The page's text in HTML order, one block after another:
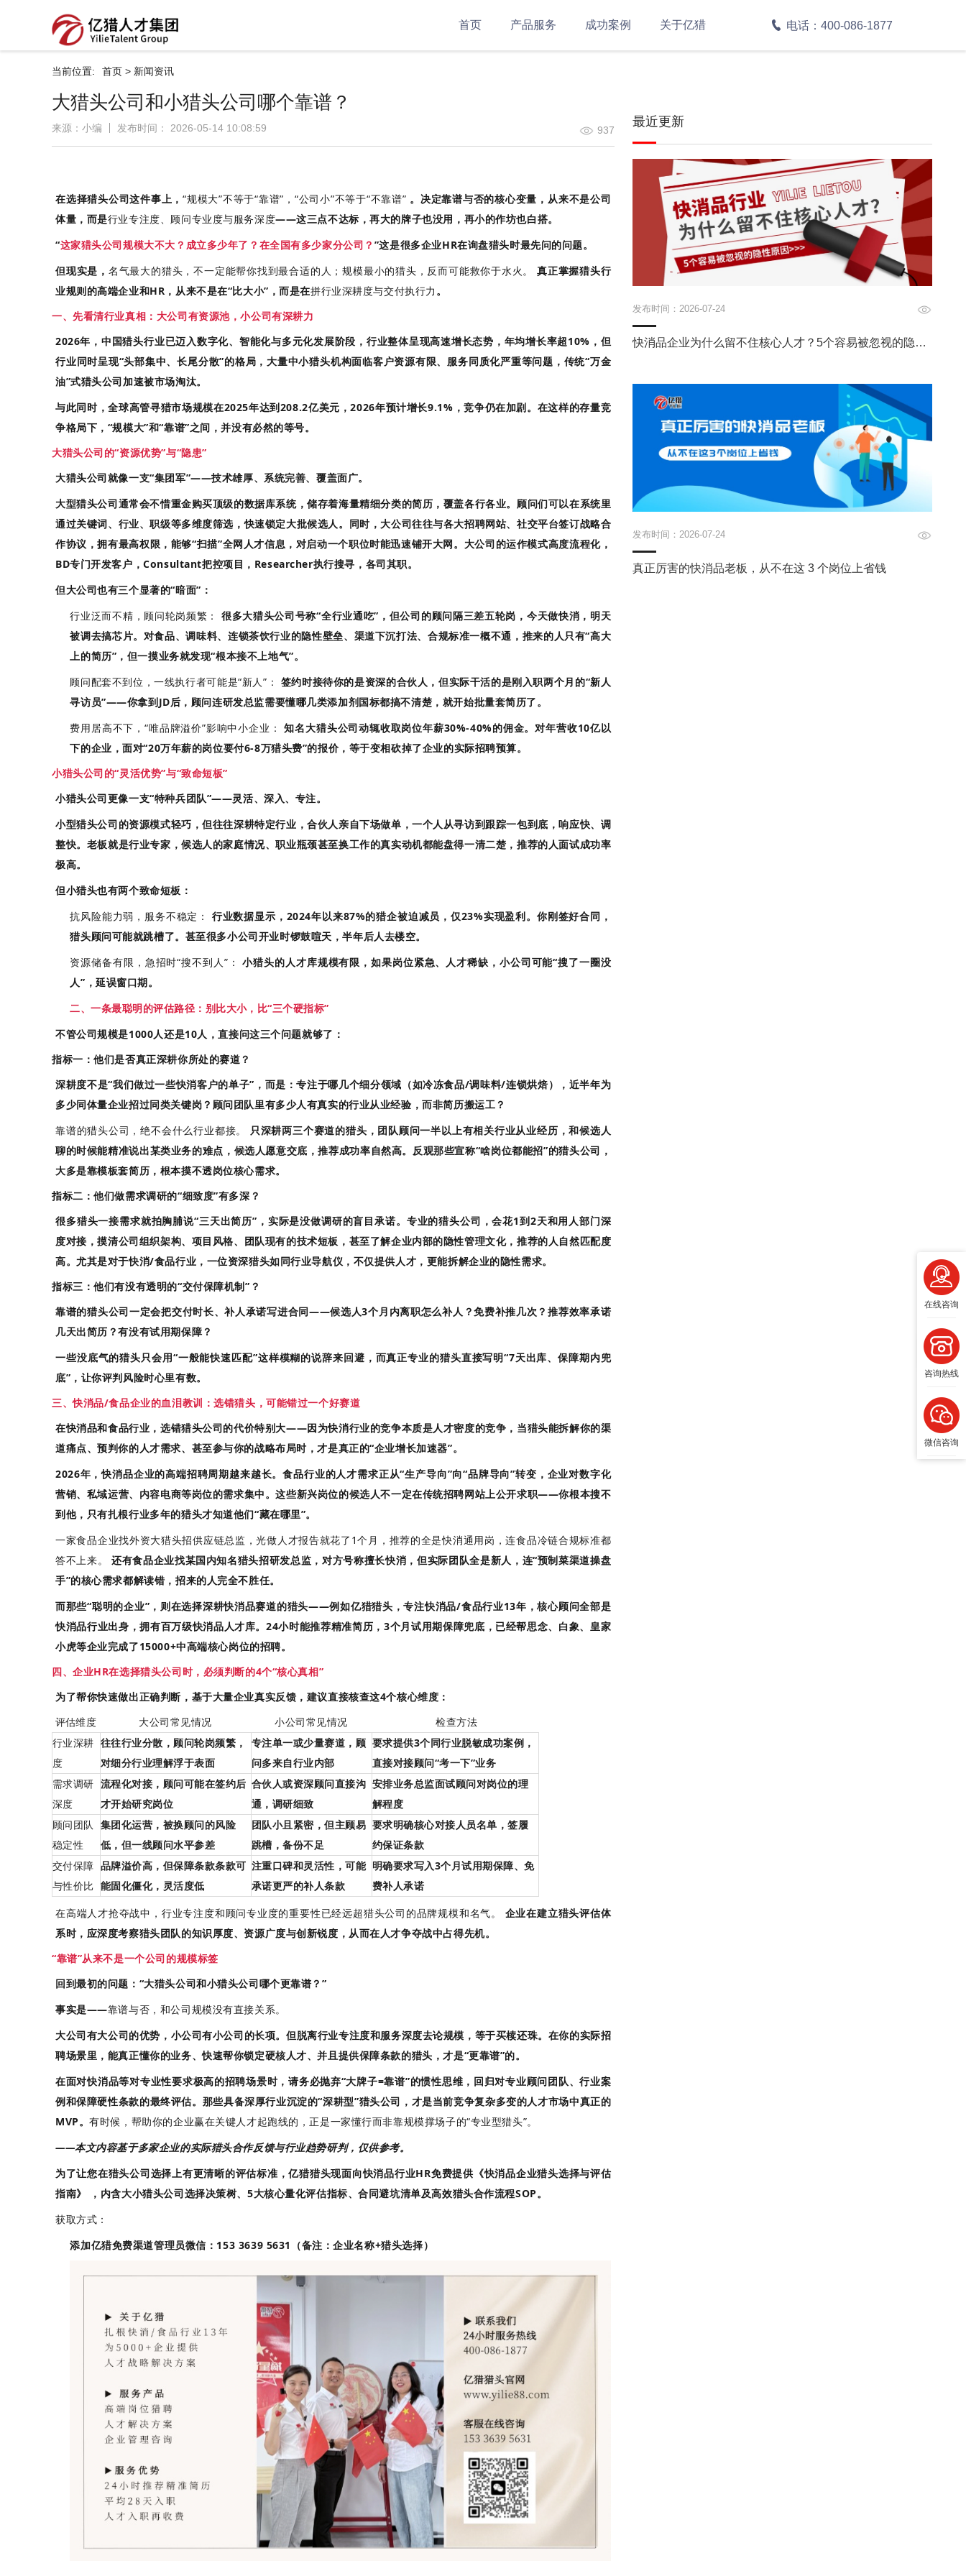
电话：400-086-1877
首页 产品服务 成功案例 关于亿猎
当前位置: 首页 > 新闻资讯
大猎头公司和小猎头公司哪个靠谱？
来源：小编 发布时间： 2026-05-14 10:08:59 937
在选择猎头公司这件事上，“规模大”不等于“靠谱”，“公司小”不等于“不靠谱” 。决定靠谱与否的核心变量，从来不是公司
体量，而是行业专注度、顾问专业度与服务深度——这三点不达标，再大的牌子也没用，再小的作坊也白搭。
“这家猎头公司规模大不大？成立多少年了？在全国有多少家分公司？ ”这是很多企业HR在询盘猎头时最先问的问题。
但现实是， 名气最大的猎头，不一定能帮你找到最合适的人；规模最小的猎头，反而可能救你于水火。
真正掌握猎头行
业规则的高端企业和HR，从来不是在“比大小”，而是在拼行业深耕度与交付执行力 。
一、先看清行业真相：大公司有资源池，小公司有深耕力
2026年，中国猎头行业已迈入数字化、智能化与多元化发展阶段，行业整体呈现高速增长态势，年均增长率超10%，但
行业同时呈现“头部集中、长尾分散”的格局，大量中小猎头机构面临客户资源有限、服务同质化严重等问题，传统“万金
油”式猎头公司加速被市场淘汰。
与此同时，全球高管寻猎市场规模在2025年达到208.2亿美元，2026年预计增长9.1%，竞争仍在加剧。在这样的存量竞
争格局下，“规模大”和“靠谱”之间，并没有必然的等号。
大猎头公司的“资源优势”与“隐患”
大猎头公司就像一支“集团军”——技术雄厚、系统完善、覆盖面广。
大型猎头公司通常会不惜重金购买顶级的数据库系统，储存着海量精细分类的简历，覆盖各行各业。顾问们可以在系统里
通过关键词、行业、职级等多维度筛选，快速锁定大批候选人。同时，大公司往往与各大招聘网站、社交平台签订战略合
作协议，拥有最高权限，能够“扫描”全网人才信息，对启动一个职位时能迅速铺开大网。大公司的运作模式高度流程化，
BD专门开发客户，Consultant把控项目，Researcher执行搜寻，各司其职。
但大公司也有三个显著的“暗面”：
行业泛而不精，顾问轮岗频繁：
很多大猎头公司号称“全行业通吃”，但公司的顾问隔三差五轮岗，今天做快消，明天
被调去搞芯片。对食品、调味料、连锁茶饮行业的隐性壁垒、渠道下沉打法、合规标准一概不通，推来的人只有“高大
上的简历”，但一摸业务就发现“根本接不上地气”。
顾问配套不到位，一线执行者可能是“新人”： 签约时接待你的是资深的合伙人，但实际干活的是刚入职两个月的“新人
寻访员”——你拿到JD后，顾问连研发总监需要懂哪几类添加剂国标都搞不清楚，就开始批量套简历了。
费用居高不下，“唯品牌溢价”影响中小企业： 知名大猎头公司动辄收取岗位年薪30%-40%的佣金。对年营收10亿以
下的企业，面对“20万年薪的岗位要付6-8万猎头费”的报价，等于变相砍掉了企业的实际招聘预算。
小猎头公司的“灵活优势”与“致命短板”
小猎头公司更像一支“特种兵团队”——灵活、深入、专注。
小型猎头公司的资源模式轻巧，但往往深耕特定行业，合伙人亲自下场做单，一个人从寻访到跟踪一包到底，响应快、调
整快。老板就是行业专家，候选人的家庭情况、职业瓶颈甚至换工作的真实动机都能盘得一清二楚，推荐的人面试成功率
极高。
但小猎头也有两个致命短板：
抗风险能力弱，服务不稳定：
行业数据显示，2024年以来87%的猎企被迫减员，仅23%实现盈利。你刚签好合同，
猎头顾问可能就跳槽了。甚至很多小公司开业时锣鼓喧天，半年后人去楼空。
资源储备有限，急招时“搜不到人”： 小猎头的人才库规模有限，如果岗位紧急、人才稀缺，小公司可能“搜了一圈没
人”，延误窗口期。
二、一条最聪明的评估路径：别比大小，比“三个硬指标”
不管公司规模是1000人还是10人，直接问这三个问题就够了：
指标一：他们是否真正深耕你所处的赛道？
深耕度不是“我们做过一些快消客户的单子”，而是：专注于哪几个细分领域（如冷冻食品/调味料/连锁烘焙），近半年为
多少同体量企业招过同类关键岗？顾问团队里有多少人有真实的行业从业经验，而非简历搬运工？
靠谱的猎头公司，绝不会什么行业都接。
只深耕两三个赛道的猎头，团队顾问一半以上有相关行业从业经历，和候选人
聊的时候能精准说出某类业务的难点，候选人愿意交底，推荐成功率自然高。反观那些宣称“啥岗位都能招”的猎头公司，
大多是靠模板套简历，根本摸不透岗位核心需求。
指标二：他们做需求调研的“细致度”有多深？
很多猎头一接需求就拍胸脯说“三天出简历”，实际是没做调研的盲目承诺。专业的猎头公司，会花1到2天和用人部门深
度对接，摸清公司组织架构、项目风格、团队现有的技术短板，甚至了解企业内部的隐性管理文化，推荐的人自然匹配度
高。尤其是对于快消/食品行业，一位资深猎头如同行业导航仪，不仅提供人才，更能拆解企业的隐性需求。
指标三：他们有没有透明的“交付保障机制”？
靠谱的猎头公司一定会把交付时长、补人承诺写进合同——候选人3个月内离职怎么补人？免费补推几次？推荐效率承诺
几天出简历？有没有试用期保障？
一些没底气的猎头只会用“一般能快速匹配”这样模糊的说辞来回避，而真正专业的猎头直接写明“7天出库、保障期内兜
底”，让你评判风险时心里有数。
三、快消品/食品企业的血泪教训：选错猎头，可能错过一个好赛道
在快消品和食品行业，选错猎头公司的代价特别大——因为快消行业的竞争本质是人才密度的竞争，当猎头能拆解你的渠
道痛点、预判你的人才需求、甚至参与你的战略布局时，才是真正的“企业增长加速器”。
2026年，快消品企业的高端招聘周期越来越长。食品行业的人才需求正从“生产导向”向“品牌导向”转变，企业对数字化
营销、私域运营、内容电商等岗位的需求集中。这些新兴岗位的候选人不一定在传统招聘网站上公开求职——你根本搜不
到他，只有扎根行业多年的猎头才知道他们“藏在哪里”。
一家食品企业找外资大猎头招供应链总监，光做人才报告就花了1个月，推荐的全是快消通用岗，连食品冷链合规标准都
答不上来。
还有食品企业找某国内知名猎头招研发总监，对方号称擅长快消，但实际团队全是新人，连“预制菜渠道操盘
手”的核心需求都解读错，招来的人完全不胜任。
而那些“聪明的企业”，则在选择深耕快消品赛道的猎头——例如亿猎猎头 ，专注快消品/食品行业13年，核心顾问全部是
快消品行业出身，拥有百万级快消品人才库。24小时能推荐精准简历，3个月试用期保障兜底，已经帮思念、白象、皇家
小虎等企业完成了15000+中高端核心岗位的招聘。
四、企业HR在选择猎头公司时，必须判断的4个“核心真相”
为了帮你快速做出正确判断，基于大量企业真实反馈，建议直接核查这4个核心维度：
评估维度
大公司常见情况 小公司常见情况
检查方法
行业深耕
度
往往行业分散，顾问轮岗频繁，
对细分行业理解浮于表面
专注单一或少量赛道，顾
问多来自行业内部
要求提供3个同行业脱敏成功案例，
直接对接顾问“考一下”业务
需求调研
深度
流程化对接，顾问可能在签约后
才开始研究岗位
合伙人或资深顾问直接沟
通，调研细致
安排业务总监面试顾问对岗位的理
解程度
顾问团队
稳定性
集团化运营，被换顾问的风险
低，但一线顾问水平参差
团队小且紧密，但主顾易
跳槽，备份不足
要求明确核心对接人员名单，签履
约保证条款
交付保障
与性价比
品牌溢价高，但保障条款条款可
能固化僵化，灵活度低
注重口碑和灵活性，可能
承诺更严的补人条款
明确要求写入3个月试用期保障、免
费补人承诺
在高端人才抢夺战中，行业专注度和顾问专业度的重要性已经远超猎头公司的品牌规模和名气。
企业在建立猎头评估体
系时，应深度考察猎头团队的知识厚度、资源广度与创新锐度，从而在人才争夺战中占得先机。
“靠谱”从来不是一个公司的规模标签
回到最初的问题：“大猎头公司和小猎头公司哪个更靠谱？”
事实是——靠谱与否，和公司规模没有直接关系。
大公司有大公司的优势，小公司有小公司的长项。但脱离行业专注度和服务深度去论规模，等于买椟还珠。在你的实际招
聘场景里，能真正懂你的业务、快速帮你锁定硬核人才、并且提供保障条款的猎头，才是“更靠谱”的。
在面对快消品等对专业性要求极高的招聘场景时，请务必抛弃“大牌子=靠谱”的惯性思维，回归对专业顾问团队、行业案
例和保障硬性条款的最终评估。那些具备深厚行业沉淀的“深耕型”猎头公司，才是当前竞争复杂多变的人才市场中真正的
MVP。有时候，帮助你的企业赢在关键人才起跑线的，正是一家懂行而非靠规模撑场子的“专业型猎头”。
——本文内容基于多家企业的实际猎头合作反馈与行业趋势研判，仅供参考。
为了让您在猎头公司选择上有更清晰的评估标准，亿猎猎头现面向快消品行业HR免费提供《快消品企业猎头选择与评估
指南》
，内含大小猎头公司选择决策树、5大核心量化评估指标、合同避坑清单及高效猎头合作流程SOP。
获取方式：
添加亿猎免费渠道管理员微信：153 3639 5631
（备注：企业名称+猎头选择）
最近更新
发布时间：2026-07-24
快消品企业为什么留不住核心人才？5个容易被忽视的隐性
发布时间：2026-07-24
真正厉害的快消品老板，从不在这 3 个岗位上省钱
在线咨询
咨询热线
微信咨询